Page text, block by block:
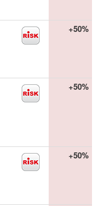
+50%
+50%
+50%